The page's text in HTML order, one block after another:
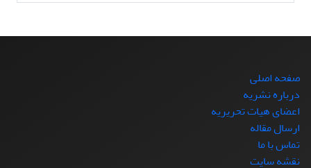
صفحه اصلی
درباره نشریه
اعضای هیات تحریریه
ارسال مقاله
تماس با ما
نقشه سایت